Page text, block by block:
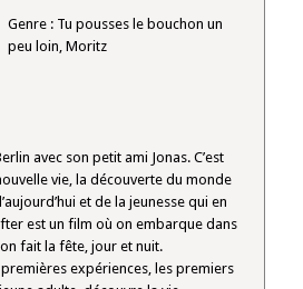
Genre : Tu pousses le bouchon un
peu loin, Moritz
avec son petit ami Jonas. C’est
vie, la découverte du monde
et de la jeunesse qui en
est un film où on embarque dans
fait la fête, jour et nuit.
expériences, les premiers